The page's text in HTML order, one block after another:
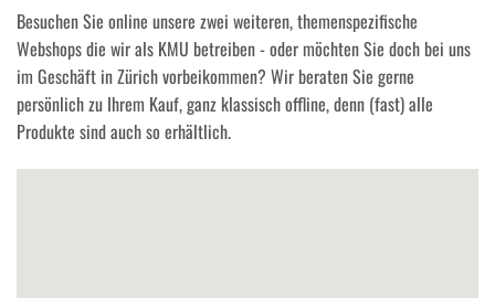
Besuchen Sie online unsere zwei weiteren, themenspezifische
Webshops die wir als KMU betreiben - oder möchten Sie doch bei uns
im Geschäft in Zürich vorbeikommen? Wir beraten Sie gerne
persönlich zu Ihrem Kauf, ganz klassisch offline, denn (fast) alle
Produkte sind auch so erhältlich.